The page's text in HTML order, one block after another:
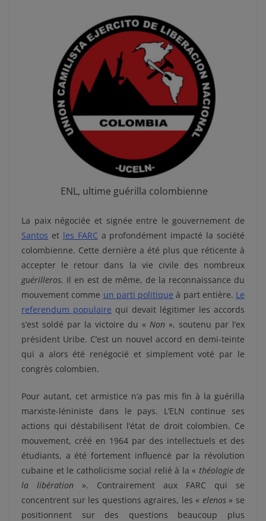
ENL, ultime guérilla colombienne
La paix négociée et signée entre le gouvernement de
Santos et les FARC a profondément impacté la société
colombienne. Cette dernière a été plus que réticente à
accepter le retour dans la vie civile des nombreux
guérilleros. Il en est de même, de la reconnaissance du
mouvement comme un parti politique à part entière. Le
referendum populaire qui devait légitimer les accords
s’est soldé par la victoire du « Non », soutenu par l’ex
président Uribe. C’est un nouvel accord en demi-teinte
qui a alors été renégocié et simplement voté par le
congrès colombien.
Pour autant, cet armistice n’a pas mis fin à la guérilla
marxiste-léniniste dans le pays. L’ELN continue ses
actions qui déstabilisent l’état de droit colombien. Ce
mouvement, créé en 1964 par des intellectuels et des
étudiants, a été fortement influencé par la révolution
cubaine et le catholicisme social relié à la « théologie de
la libération ». Contrairement aux FARC qui se
concentrent sur les questions agraires, les « elenos» se
positionnent sur des questions beaucoup plus